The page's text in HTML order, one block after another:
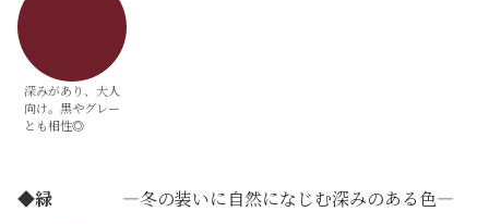
深みがあり、大人
向け。黒やグレー
とも相性◎
◆緑 ―冬の装いに自然になじむ深みのある色―